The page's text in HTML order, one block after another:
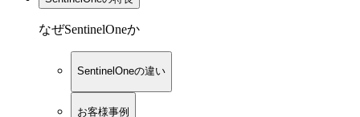
なぜSentinelOneか
SentinelOneの違い
お客様事例